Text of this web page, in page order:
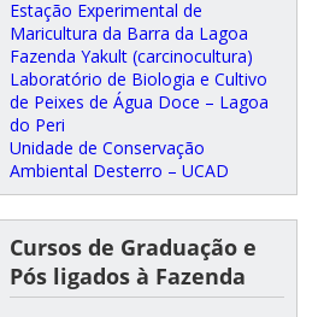
Estação Experimental de
Maricultura da Barra da Lagoa
Fazenda Yakult (carcinocultura)
Laboratório de Biologia e Cultivo
de Peixes de Água Doce – Lagoa
do Peri
Unidade de Conservação
Ambiental Desterro – UCAD
Cursos de Graduação e
Pós ligados à Fazenda